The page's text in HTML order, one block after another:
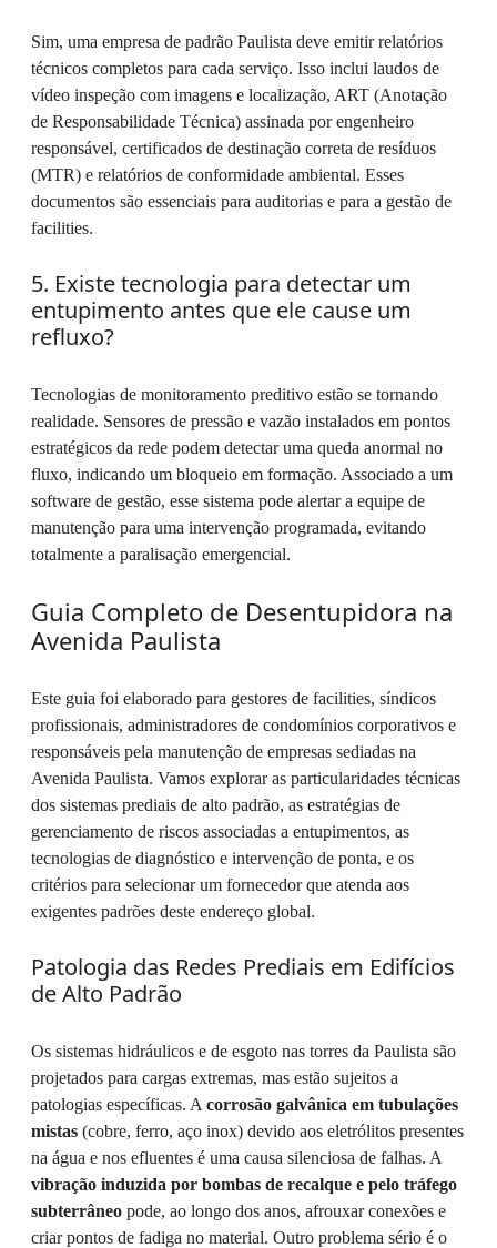
Sim, uma empresa de padrão Paulista deve emitir relatórios
técnicos completos para cada serviço. Isso inclui laudos de
vídeo inspeção com imagens e localização, ART (Anotação
de Responsabilidade Técnica) assinada por engenheiro
responsável, certificados de destinação correta de resíduos
(MTR) e relatórios de conformidade ambiental. Esses
documentos são essenciais para auditorias e para a gestão de
facilities.
5. Existe tecnologia para detectar um
entupimento antes que ele cause um
refluxo?
Tecnologias de monitoramento preditivo estão se tornando
realidade. Sensores de pressão e vazão instalados em pontos
estratégicos da rede podem detectar uma queda anormal no
fluxo, indicando um bloqueio em formação. Associado a um
software de gestão, esse sistema pode alertar a equipe de
manutenção para uma intervenção programada, evitando
totalmente a paralisação emergencial.
Guia Completo de Desentupidora na
Avenida Paulista
Este guia foi elaborado para gestores de facilities, síndicos
profissionais, administradores de condomínios corporativos e
responsáveis pela manutenção de empresas sediadas na
Avenida Paulista. Vamos explorar as particularidades técnicas
dos sistemas prediais de alto padrão, as estratégias de
gerenciamento de riscos associadas a entupimentos, as
tecnologias de diagnóstico e intervenção de ponta, e os
critérios para selecionar um fornecedor que atenda aos
exigentes padrões deste endereço global.
Patologia das Redes Prediais em Edifícios
de Alto Padrão
Os sistemas hidráulicos e de esgoto nas torres da Paulista são
projetados para cargas extremas, mas estão sujeitos a
patologias específicas. A corrosão galvânica em tubulações
mistas (cobre, ferro, aço inox) devido aos eletrólitos presentes
na água e nos efluentes é uma causa silenciosa de falhas. A
vibração induzida por bombas de recalque e pelo tráfego
subterrâneo pode, ao longo dos anos, afrouxar conexões e
criar pontos de fadiga no material. Outro problema sério é o